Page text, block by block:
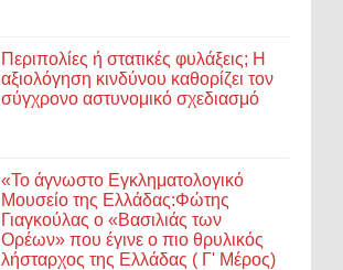
Περιπολίες ή στατικές φυλάξεις; Η
αξιολόγηση κινδύνου καθορίζει τον
σύγχρονο αστυνομικό σχεδιασμό
«Το άγνωστο Εγκληματολογικό
Μουσείο της Ελλάδας:Φώτης
Γιαγκούλας ο «Βασιλιάς των
Ορέων» που έγινε ο πιο θρυλικός
λήσταρχος της Ελλάδας ( Γ' Μέρος)